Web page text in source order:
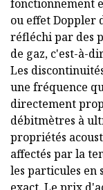
fonctionnement
ou effet Doppler
réfléchi par des
de gaz, c'est-à-
Les
une fréquence
directement
débitmètres à
propriétés
affectés par la
les particules en